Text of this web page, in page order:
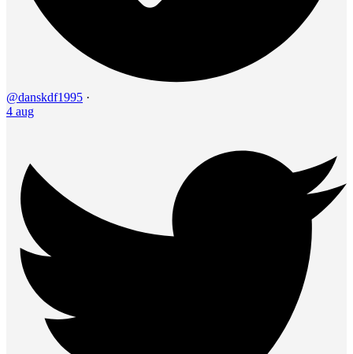
@danskdf1995 ·
4 aug